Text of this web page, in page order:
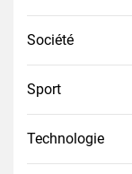
Société
Sport
Technologie